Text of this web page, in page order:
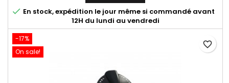
 En stock, expédition le jour même si commandé avant
12H du lundi au vendredi
-17%
On sale!
favorite_border